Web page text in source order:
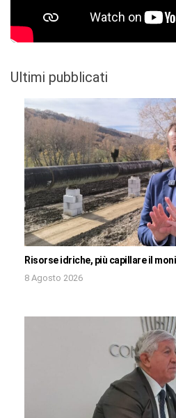
Ultimi pubblicati
Risorse idriche, più capillare il
8 Agosto 2026